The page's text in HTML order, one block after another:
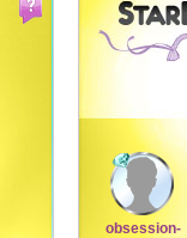
obsession-